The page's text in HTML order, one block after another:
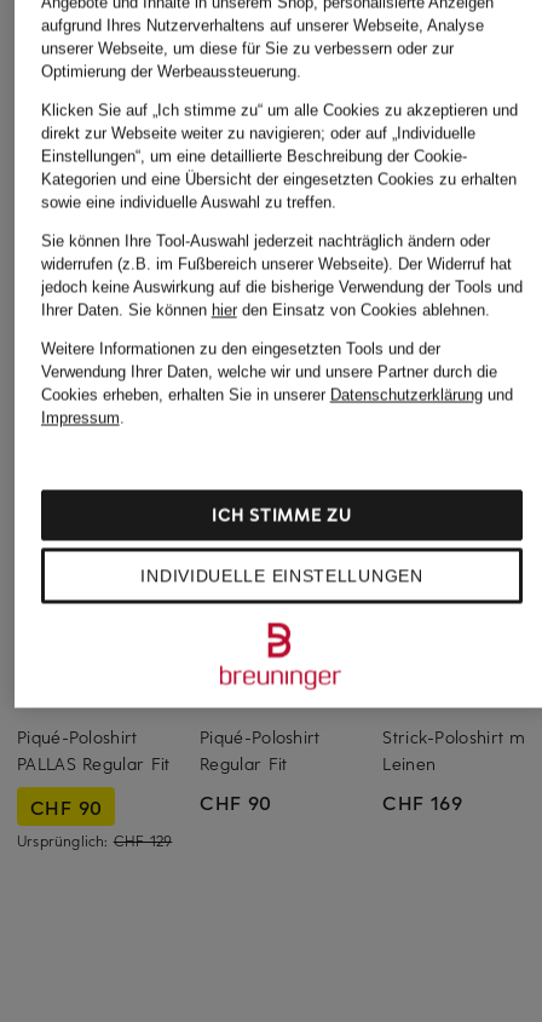
Piqué-Poloshirt
PALLAS Regular Fit
CHF 90
Ursprünglich: CHF 129
Piqué-Poloshirt
Regular Fit
CHF 90
Strick-Poloshirt mit
Leinen
CHF 169
aufgrund Ihres Nutzerverhaltens auf unserer Webseite, Analyse
unserer Webseite, um diese für Sie zu verbessern oder zur
Optimierung der Werbeaussteuerung.
Klicken Sie auf „Ich stimme zu“ um alle Cookies zu akzeptieren und
direkt zur Webseite weiter zu navigieren; oder auf „Individuelle
Einstellungen“, um eine detaillierte Beschreibung der Cookie-
Kategorien und eine Übersicht der eingesetzten Cookies zu erhalten
sowie eine individuelle Auswahl zu treffen.
Sie können Ihre Tool-Auswahl jederzeit nachträglich ändern oder
widerrufen (z.B. im Fußbereich unserer Webseite). Der Widerruf hat
jedoch keine Auswirkung auf die bisherige Verwendung der Tools und
Ihrer Daten. Sie können hierden Einsatz von Cookies ablehnen.
Weitere Informationen zu den eingesetzten Tools und der
Verwendung Ihrer Daten, welche wir und unsere Partner durch die
Cookies erheben, erhalten Sie in unserer Datenschutzerklärungund
Impressum.
INDIVIDUELLE EINSTELLUNGEN
ICH STIMME ZU